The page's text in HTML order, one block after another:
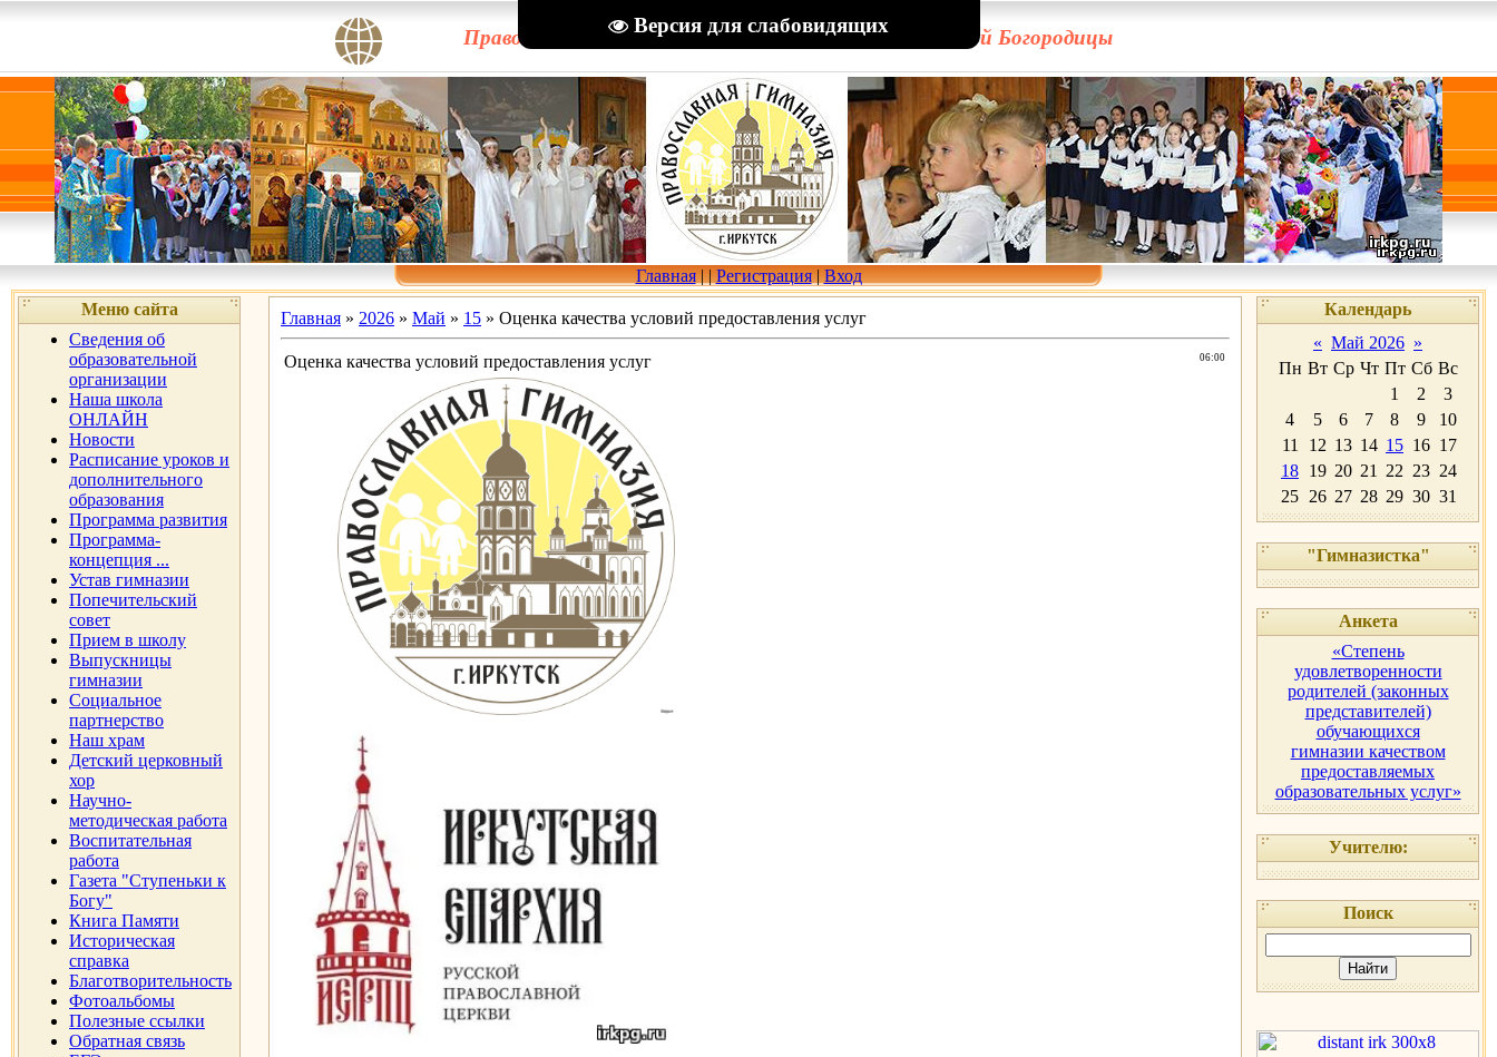
Версия для слабовидящих
Православная гимназия в честь Рождества Пресвятой Богородицы
Главная||Регистрация|Вход
Меню сайта
Сведения об
образовательной
организации
Наша школа
ОНЛАЙН
Новости
Расписание уроков и
дополнительного
образования
Программа развития
Программа-
концепция ...
Устав гимназии
Попечительский
совет
Прием в школу
Выпускницы
гимназии
Социальное
партнерство
Наш храм
Детский церковный
хор
Научно-
методическая работа
Воспитательная
работа
Газета "Ступеньки к
Богу"
Книга Памяти
Историческая
справка
Благотворительность
Фотоальбомы
Полезные ссылки
Обратная связь
Главная » 2026 » Май » 15 » Оценка качества условий предоставления услуг
06:00
Оценка качества условий предоставления услуг
Календарь
« Май 2026 »
Пн Вт Ср Чт Пт Сб Вс
1
2
3
4
5 6 7 8 9
10
11
12 13 14 15 16 17
18 19 20 21 22 23 24
25 26 27 28 29 30 31
"Гимназистка"
Анкета
«Степень
удовлетворенности
родителей (законных
представителей)
обучающихся
гимназии качеством
предоставляемых
образовательных услуг»
Учителю:
Поиск